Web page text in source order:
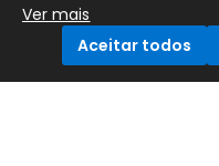
Ver mais
Aceitar todos